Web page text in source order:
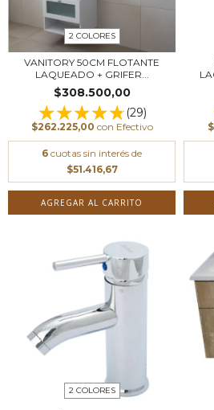
2 COLORES
VANITORY 50CM FLOTANTE
LAQUEADO + GRIFER...
$308.500,00
(29)
$262.225,00 con Efectivo
6 cuotas sin interés de
$51.416,67
AGREGAR AL CARRITO
2 COLORES